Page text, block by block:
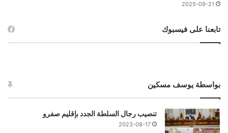
2025-09-21
تابعنا على فيسبوك
بواسطة يوسف مسكين
تنصيب رجال السلطة الجدد بإقليم صفرو
2023-08-17